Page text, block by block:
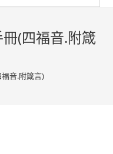
(四福音.附箴
音.附箴言)